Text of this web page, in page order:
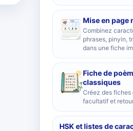
Mise en page
Combinez
phrases, pinyin,
dans une fiche
Fiche de
classiques
Créez des
facultatif et
HSK et listes de